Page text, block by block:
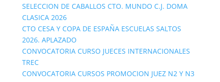
SELECCION DE CABALLOS CTO. MUNDO C.J. DOMA
CLASICA 2026
CTO CESA Y COPA DE ESPAÑA ESCUELAS SALTOS
2026. APLAZADO
CONVOCATORIA CURSO JUECES INTERNACIONALES
TREC
CONVOCATORIA CURSOS PROMOCION JUEZ N2 Y N3